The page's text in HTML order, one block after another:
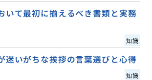
いて最初に揃えるべき書類と実務
知識
迷いがちな挨拶の言葉選びと心得
知識